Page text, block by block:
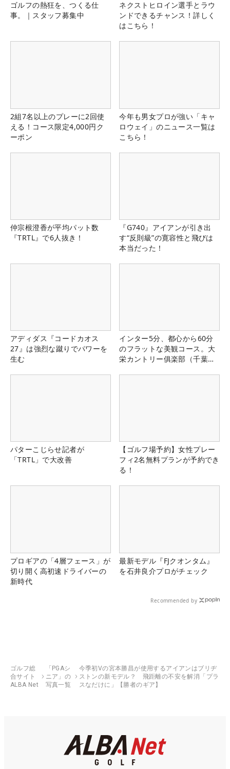
ゴルフの熱狂を、つくる仕
事。｜スタッフ募集中
ネクストヒロイン選手とラウ
ンドできるチャンス！詳しく
はこちら！
2組7名以上のプレーに2回使
える！コース限定4,000円ク
ーポン
今年も男女プロが強い「キャ
ロウェイ」のニュース一覧は
こちら！
仲宗根澄香が平均パット数
『TRTL』で6人抜き！
『G740』アイアンが引き出
す“反則級”の寛容性と飛びは
本当だった！
アディダス『コードカオス
27』は強烈な蹴りでパワーを
生む
インター5分、都心から60分
のフラットな美観コース。大
栄カントリー俱楽部（千葉
パターこじらせ記者が
「TRTL」で大改善
【ゴルフ場予約】女性プレー
フィ2名無料プランが予約でき
る！
プロギアの「4層フェース」が
切り開く高初速ドライバーの
新時代
最新モデル『FJクオンタム』
を石井良介プロがチェック
Recommended by
ゴルフ総
合サイト
ALBA Net
「PGAシ
ニア」の
写真一覧
今季初Vの宮本勝昌が使用するアイアンはブリヂ
ストンの新モデル？ 飛距離の不安を解消「プラ
スなだけに」【勝者のギア】